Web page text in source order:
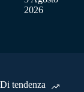
2026
Di tendenza